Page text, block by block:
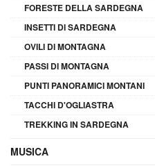
FORESTE DELLA SARDEGNA
INSETTI DI SARDEGNA
OVILI DI MONTAGNA
PASSI DI MONTAGNA
PUNTI PANORAMICI MONTANI
TACCHI D'OGLIASTRA
TREKKING IN SARDEGNA
MUSICA